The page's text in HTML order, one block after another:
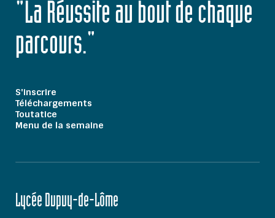
"La Réussite au bout de chaque
parcours."
S'inscrire
Téléchargements
Toutatice
Menu de la semaine
Lycée Dupuy-de-Lôme